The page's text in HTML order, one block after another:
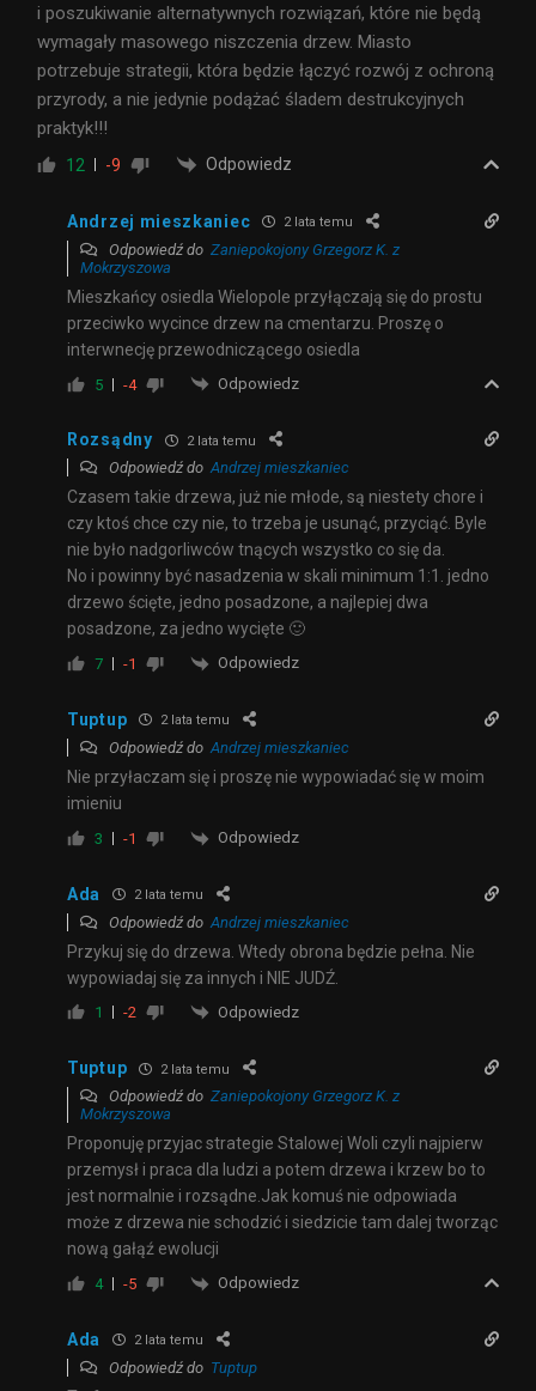
i poszukiwanie alternatywnych rozwiązań, które nie będą
wymagały masowego niszczenia drzew. Miasto
potrzebuje strategii, która będzie łączyć rozwój z ochroną
przyrody, a nie jedynie podążać śladem destrukcyjnych
praktyk!!!
12 -9 Odpowiedz
Andrzej mieszkaniec 2 lata temu
Odpowiedź do Zaniepokojony Grzegorz K. z
Mokrzyszowa
Mieszkańcy osiedla Wielopole przyłączają się do prostu
przeciwko wycince drzew na cmentarzu. Proszę o
interwnecję przewodniczącego osiedla
5 -4 Odpowiedz
Rozsądny 2 lata temu
Odpowiedź doAndrzej mieszkaniec
Czasem takie drzewa, już nie młode, są niestety chore i
czy ktoś chce czy nie, to trzeba je usunąć, przyciąć. Byle
nie było nadgorliwców tnących wszystko co się da.
No i powinny być nasadzenia w skali minimum 1:1. jedno
drzewo ścięte, jedno posadzone, a najlepiej dwa
posadzone, za jedno wycięte 🙂
7 -1 Odpowiedz
Tuptup 2 lata temu
Odpowiedź do Andrzej mieszkaniec
Nie przyłaczam się i proszę nie wypowiadać się w moim
imieniu
3 -1 Odpowiedz
Ada 2 lata temu
Odpowiedź do Andrzej mieszkaniec
Przykuj się do drzewa. Wtedy obrona będzie pełna. Nie
wypowiadaj się za innych i NIE JUDŹ.
1 -2 Odpowiedz
Tuptup 2 lata temu
Odpowiedź do Zaniepokojony Grzegorz K. z
Mokrzyszowa
Proponuję przyjac strategie Stalowej Woli czyli najpierw
przemysł i praca dla ludzi a potem drzewa i krzew bo to
jest normalnie i rozsądne.Jak komuś nie odpowiada
może z drzewa nie schodzić i siedzicie tam dalej tworząc
nową gałąź ewolucji
4 -5 Odpowiedz
Ada 2 lata temu
Odpowiedź do Tuptup